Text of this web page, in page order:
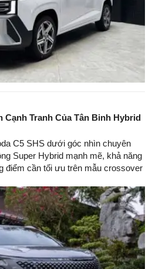
Cạnh Tranh Của Tân Binh Hybrid
C5 SHS dưới góc nhìn chuyên
Super Hybrid mạnh mẽ, khả năng
điểm cần tối ưu trên mẫu crossover